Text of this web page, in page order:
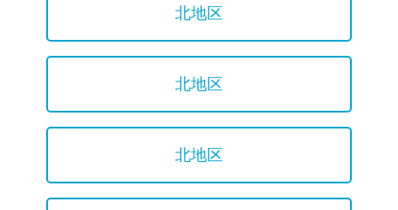
北地区
北地区
北地区